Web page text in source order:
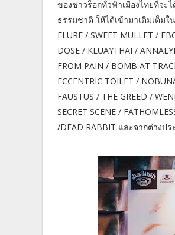
ของชาวร็อกทั่วฟ้าเมืองไทยที่จ
ธรรมชาติ ให้ได้เข้ามาเติมเต็ม
FLURE / SWEET MULLET /
DOSE / KLUAYTHAI /
FROM PAIN / BOMB AT
ECCENTRIC TOILET /
FAUSTUS / THE GREED /
SECRET SCENE /
/DEAD RABBIT และจากต่างปร